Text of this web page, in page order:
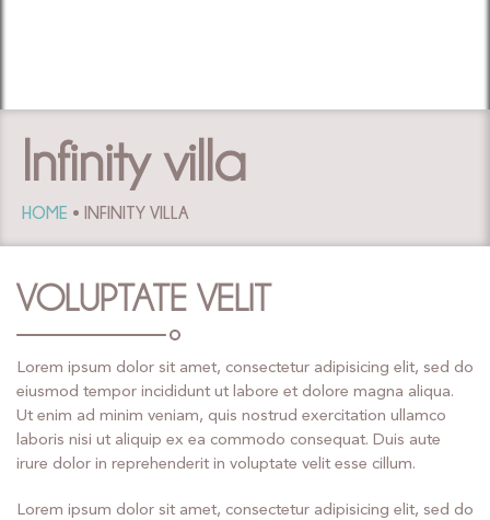
Infinity villa
HOME INFINITY VILLA
VOLUPTATE VELIT
Lorem ipsum dolor sit amet, consectetur adipisicing elit, sed do
eiusmod tempor incididunt ut labore et dolore magna aliqua.
Ut enim ad minim veniam, quis nostrud exercitation ullamco
laboris nisi ut aliquip ex ea commodo consequat. Duis aute
irure dolor in reprehenderit in voluptate velit esse cillum.
Lorem ipsum dolor sit amet, consectetur adipisicing elit, sed do